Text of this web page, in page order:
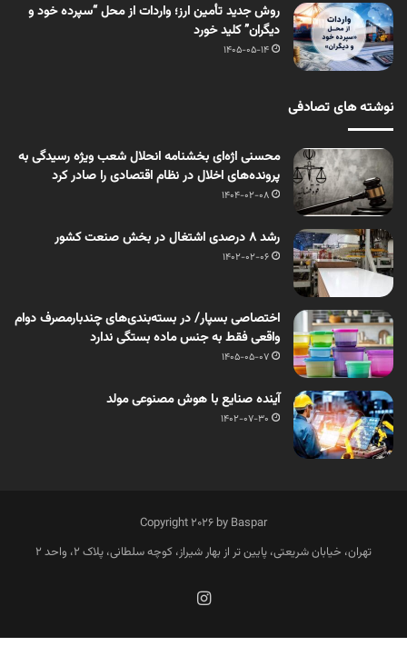
روش جدید تأمین ارز؛ واردات از محل “سپرده خود و
دیگران” کلید خورد
1405-05-14
نوشته های تصادفی
محسنی اژه‌ای بخشنامه انحلال شعب ویژه رسیدگی به
پرونده‌های اخلال در نظام اقتصادی را صادر کرد
1404-02-08
رشد ۸ درصدی اشتغال در بخش صنعت کشور
1402-02-06
اختصاصی بسپار/ در بسته‌بندی‌های چندبارمصرف دوام
واقعی فقط به جنس ماده بستگی ندارد
1405-05-07
آینده صنایع با هوش مصنوعی مولد
1402-07-30
Copyright 2026 by Baspar
تهران، خیابان شریعتی، پایین تر از بهار شیراز، کوچه سلطانی، پلاک 2، واحد 2